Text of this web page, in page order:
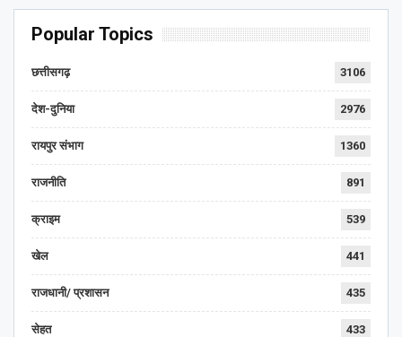
Popular Topics
छत्तीसगढ़ 3106
देश-दुनिया 2976
रायपुर संभाग 1360
राजनीति 891
क्राइम 539
खेल 441
राजधानी/ प्रशासन 435
सेहत 433